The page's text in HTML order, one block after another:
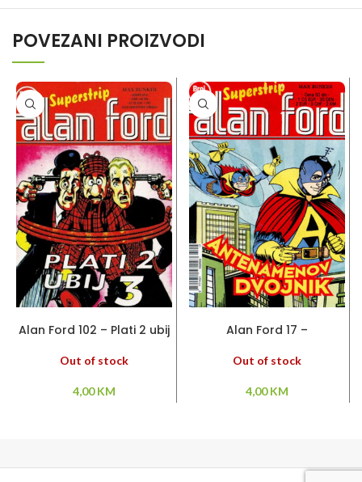
POVEZANI PROIZVODI
Alan Ford 102 – Plati 2 ubij
Out of stock
4,00KM
Alan Ford 17 –
Out of stock
4,00KM